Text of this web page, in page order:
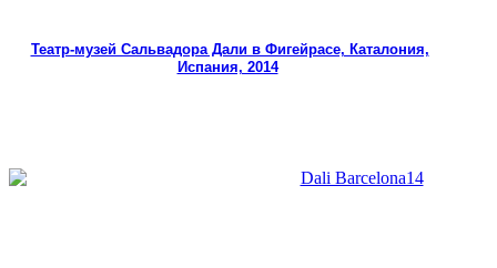
Театр-музей Сальвадора Дали в Фигейрасе, Каталония,
Испания, 2014